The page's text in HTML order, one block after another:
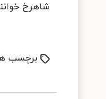
شاهرخ
برچسب